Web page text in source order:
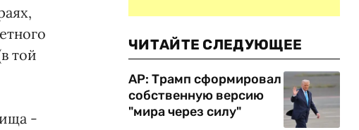
той
-
ЧИТАЙТЕ СЛЕДУЮЩЕЕ
AP: Трамп сформировал
собственную версию
"мира через силу"